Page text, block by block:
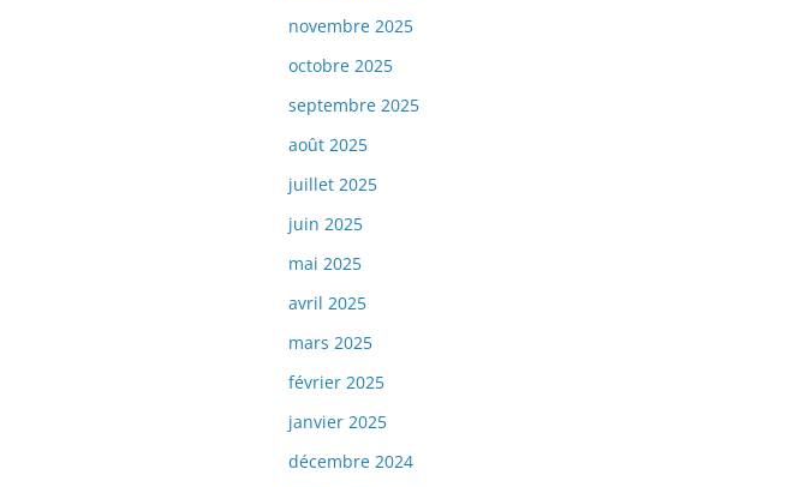
novembre 2025
octobre 2025
septembre 2025
août 2025
juillet 2025
juin 2025
mai 2025
avril 2025
mars 2025
février 2025
janvier 2025
décembre 2024